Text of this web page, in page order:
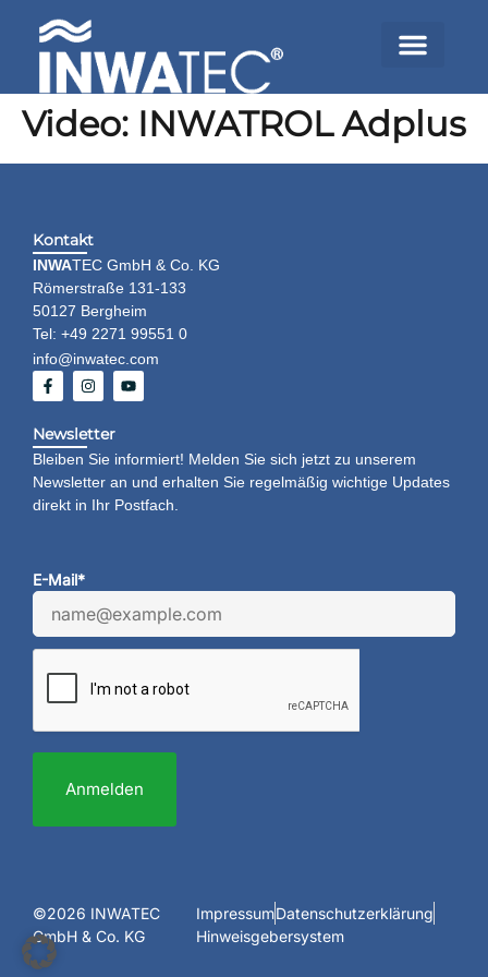
Video: INWATROL Adplus
Kontakt
INWATEC GmbH & Co. KG
Römerstraße 131-133
50127 Bergheim
Tel: +49 2271 99551 0
info@inwatec.com
Newsletter
Bleiben Sie informiert! Melden Sie sich jetzt zu unserem
Newsletter an und erhalten Sie regelmäßig wichtige Updates
direkt in Ihr Postfach.
E-Mail*
Anmelden
©2026 INWATEC
GmbH & Co. KG
ImpressumDatenschutzerklärung
Hinweisgebersystem